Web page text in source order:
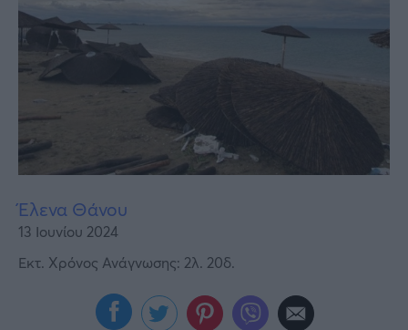
Καιρός
Έλενα Θάνου
13 Ιουνίου 2024
Εκτ. Χρόνος Ανάγνωσης: 2λ. 20δ.